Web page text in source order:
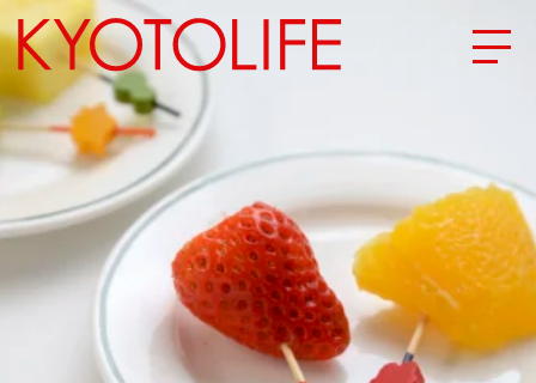
エリアから探す
地図から探す
カテゴリーから探す
SPECIAL